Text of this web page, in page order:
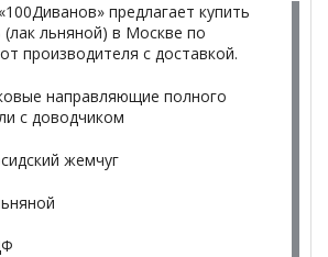
предлагает купить
льняной) в Москве по
производителя с доставкой.
направляющие полного
с доводчиком
жемчуг